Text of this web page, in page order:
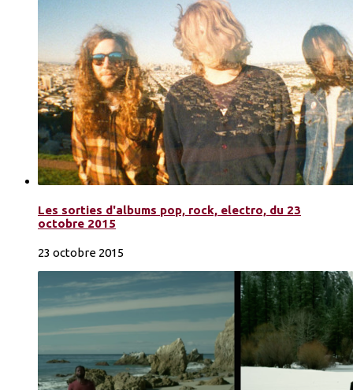
Les sorties d'albums pop, rock, electro, du 23
octobre 2015
23 octobre 2015